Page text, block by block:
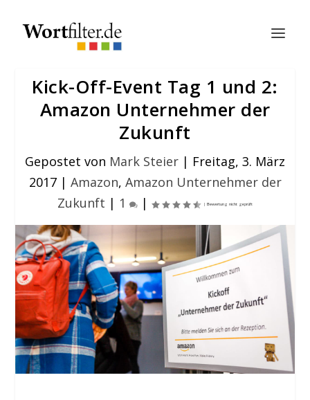
Kick-Off-Event Tag 1 und 2:
Amazon Unternehmer der
Zukunft
Gepostet von Mark Steier | Freitag, 3. März
2017| Amazon, Amazon Unternehmer der
Zukunft | 1 |